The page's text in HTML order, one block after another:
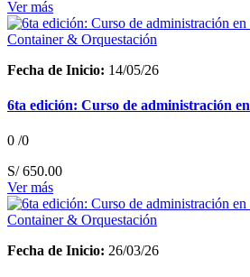
Ver más
Container & Orquestación
Fecha de Inicio: 14/05/26
6ta edición: Curso de administración en
0 /0
S/650.00
Ver más
Container & Orquestación
Fecha de Inicio: 26/03/26